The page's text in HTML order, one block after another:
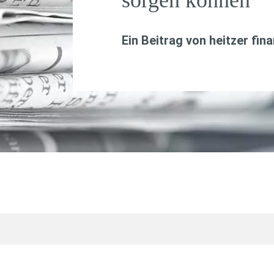
Ein Beitrag von heitzer